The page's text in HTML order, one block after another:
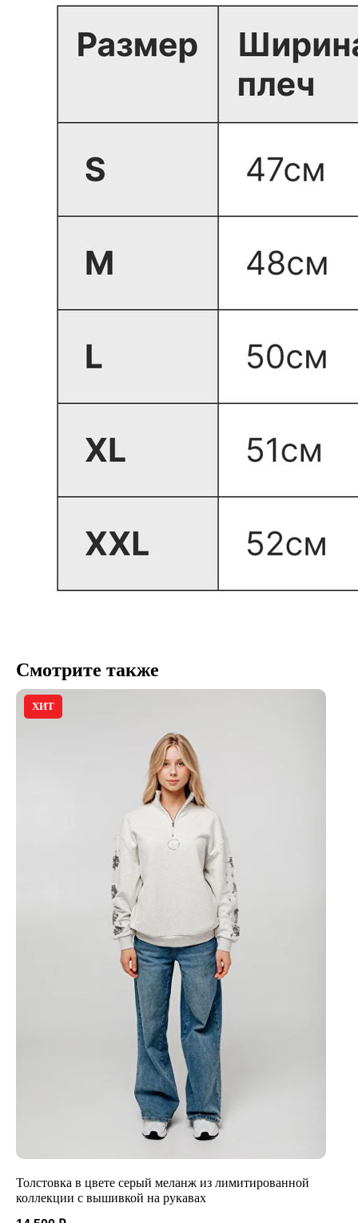
Смотрите также
ХИТ
Толстовка в цвете серый меланж из лимитированной
коллекции с вышивкой на рукавах